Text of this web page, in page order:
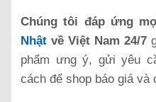
Chúng tôi đáp ứng
Nhật về Việt Nam 24/7
phẩm ưng ý, gửi yêu
cách để shop báo giá và